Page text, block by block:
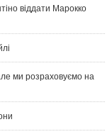
віддати Марокко
ми розраховуємо на